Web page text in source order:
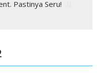
Pastinya Seru!